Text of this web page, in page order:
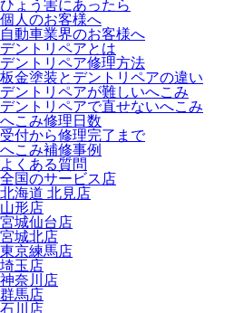
ひょう害にあったら
個人のお客様へ
自動車業界のお客様へ
デントリペアとは
デントリペア修理方法
板金塗装とデントリペアの違い
デントリペアが難しいへこみ
デントリペアで直せないへこみ
へこみ修理日数
受付から修理完了まで
へこみ補修事例
よくある質問
全国のサービス店
北海道 北見店
山形店
宮城仙台店
宮城北店
東京練馬店
埼玉店
神奈川店
群馬店
石川店